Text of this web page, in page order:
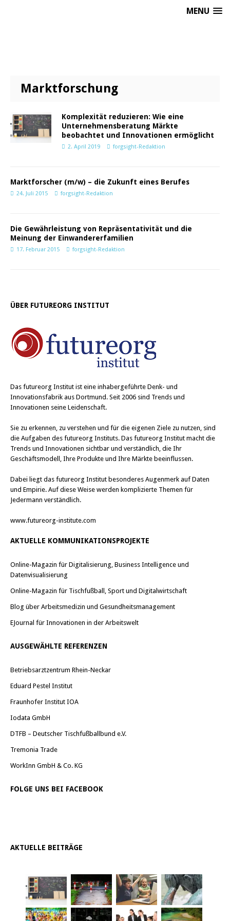
MENU
Marktforschung
Komplexität reduzieren: Wie eine
Unternehmensberatung Märkte
beobachtet und Innovationen ermöglicht
2. April 2019 forgsight-Redaktion
Marktforscher (m/w) – die Zukunft eines Berufes
24. Juli 2015 forgsight-Redaktion
Die Gewährleistung von Repräsentativität und die
Meinung der Einwandererfamilien
17. Februar 2015 forgsight-Redaktion
ÜBER FUTUREORG INSTITUT
Das futureorg Institut ist eine inhabergeführte Denk- und
Innovationsfabrik aus Dortmund. Seit 2006 sind Trends und
Innovationen seine Leidenschaft.
Sie zu erkennen, zu verstehen und für die eigenen Ziele zu nutzen, sind
die Aufgaben des futureorg Instituts. Das futureorg Institut macht die
Trends und Innovationen sichtbar und verständlich, die Ihr
Geschäftsmodell, Ihre Produkte und Ihre Märkte beeinflussen.
Dabei liegt das futureorg Institut besonderes Augenmerk auf Daten
und Empirie. Auf diese Weise werden komplizierte Themen für
Jedermann verständlich.
www.futureorg-institute.com
AKTUELLE KOMMUNIKATIONSPROJEKTE
Online-Magazin für Digitalisierung, Business Intelligence und
Datenvisualisierung
Online-Magazin für Tischfußball, Sport und Digitalwirtschaft
Blog über Arbeitsmedizin und Gesundheitsmanagement
EJournal für Innovationen in der Arbeitswelt
AUSGEWÄHLTE REFERENZEN
Betriebsarztzentrum Rhein-Neckar
Eduard Pestel Institut
Fraunhofer Institut IOA
Iodata GmbH
DTFB – Deutscher Tischfußballbund e.V.
Tremonia Trade
WorkInn GmbH & Co. KG
FOLGE UNS BEI FACEBOOK
AKTUELLE BEITRÄGE